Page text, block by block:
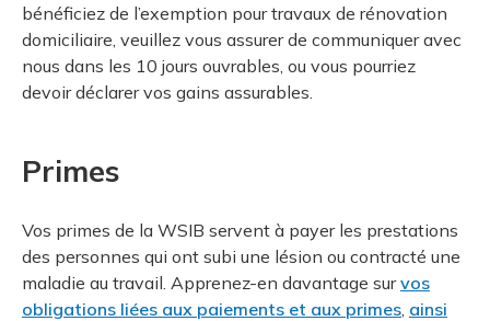
bénéficiez de l’exemption pour travaux de rénovation
domiciliaire, veuillez vous assurer de communiquer avec
nous dans les 10 jours ouvrables, ou vous pourriez
devoir déclarer vos gains assurables.
Primes
Vos primes de la WSIB servent à payer les prestations
des personnes qui ont subi une lésion ou contracté une
maladie au travail. Apprenez-en davantage survos
obligations liées aux paiements et aux primes ainsi